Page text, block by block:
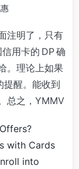
注明了，只有
用卡的 DP 确
。理论上如果
提醒。能收到
总之，YMMV
with Cards
into